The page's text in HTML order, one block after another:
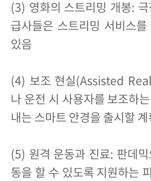
(3) 영화의 스트리밍 개봉:
급사들은 스트리밍 서비스
있음
(4) 보조 현실(Assisted
나 운전 시 사용자를 보조하
내는 스마트 안경을 출시할
(5) 원격 운동과 진료: 판데
동을 할 수 있도록 지원하는